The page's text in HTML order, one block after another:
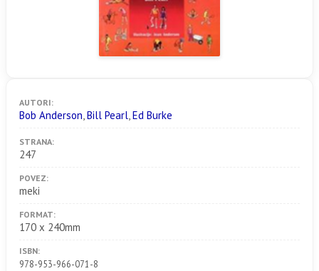
AUTORI:
Bob Anderson,Bill Pearl,Ed Burke
STRANA:
247
POVEZ:
meki
FORMAT:
170 x 240mm
ISBN:
978-953-966-071-8